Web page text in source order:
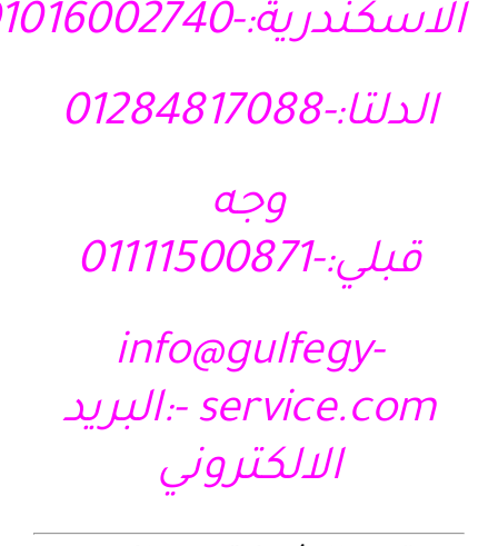
الاسكندرية:-01016002740
الدلتا:-01284817088
وجه
قبلي:-01111500871
info@gulfegy-
service.com -:البريد
الالكتروني